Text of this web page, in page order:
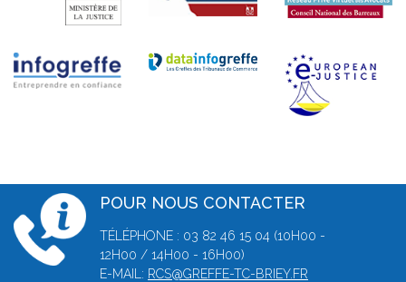
POUR NOUS CONTACTER
TÉLÉPHONE : 03 82 46 15 04 (10H00 -
12H00 / 14H00 - 16H00)
E-MAIL: RCS@GREFFE-TC-BRIEY.FR